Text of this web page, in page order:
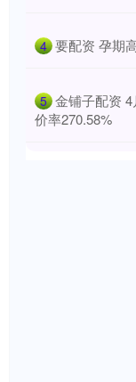
4 要配资 孕期
5 金铺子配资
价率270.58%